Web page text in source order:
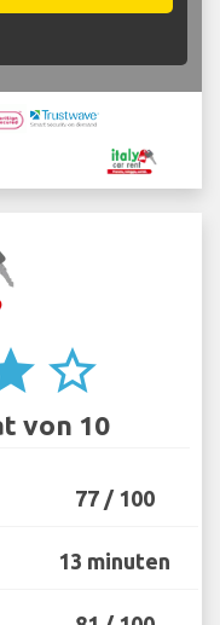
star_border
von 10
77 / 100
13 minuten